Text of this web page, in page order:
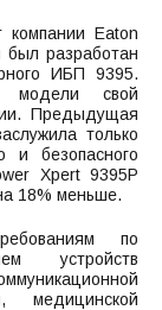
Eaton
был разработан
ИБП 9395.
модели свой
Предыдущая
только
и безопасного
Xpert 9395P
18% меньше.
по
устройств
медицинской